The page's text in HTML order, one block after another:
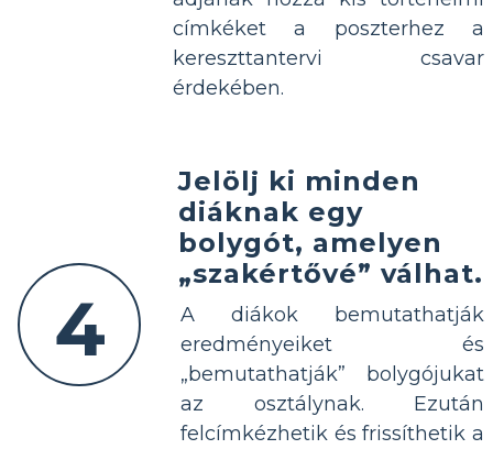
címkéket a poszterhez a
kereszttantervi csavar
érdekében.
4
Jelölj ki minden
diáknak egy
bolygót, amelyen
„szakértővé” válhat.
A diákok bemutathatják
eredményeiket és
„bemutathatják” bolygójukat
az osztálynak. Ezután
felcímkézhetik és frissíthetik a